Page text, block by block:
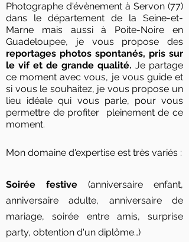
Photographe d'évènement à Servon (77)
dans le département de la Seine-et-
Marne mais aussi à Poite-Noire en
Guadeloupee, je vous propose des
reportages photos spontanés, pris sur
le vif et de grande qualité. Je partage
ce moment avec vous, je vous guide et
si vous le souhaitez, je vous propose un
lieu idéale qui vous parle, pour vous
permettre de profiter pleinement de ce
moment.
Mon domaine d'expertise est très variés :
Soirée festive (anniversaire enfant,
anniversaire adulte, anniversaire de
mariage, soirée entre amis, surprise
party, obtention d'un diplôme…)